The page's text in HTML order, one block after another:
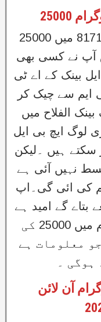
بینظیر انکم سپورٹ پروگرام 8171 میں 25000
آپ نے کسی بھی
بینک کے اے ٹی
ایم سے چیک کر
الفلاح میں
لوگ ایچ بی ایل
سکتے ہیں ۔لیکن
نہیں آئی ہے
نئی قسط 25000 رقم کی ائی گی۔اپ
گے امید ہے
بے نظیر انکم سپورٹ پروگرام میں 25000 کی
معلومات ہے
ہوگی ۔
آن لائن